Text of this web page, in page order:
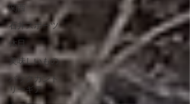
関西
石井スポーツ
休日
美味しいもの
バックカント
リーギア